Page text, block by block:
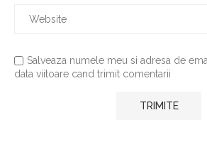
Salveaza numele meu si adresa de
data viitoare cand trimit comentarii